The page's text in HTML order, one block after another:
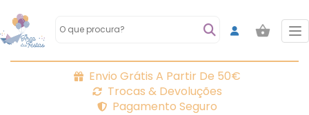
Envio Grátis A Partir De 50€
Trocas & Devoluções
Pagamento Seguro